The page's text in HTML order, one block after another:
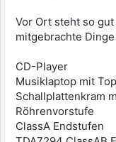
Vor Ort steht so
mitgebrachte
CD-Player
Musiklaptop mit
Schallplattenkram
Röhrenvorstufe
ClassA Endstufen